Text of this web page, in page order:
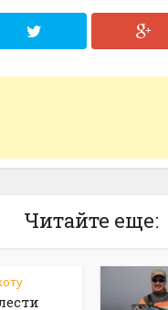
Читайте еще: